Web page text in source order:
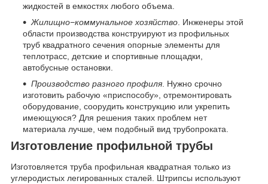
жидкостей в емкостях любого объема.
Жилищно−коммунальное хозяйство . Инженеры этой
области производства конструируют из профильных
труб квадратного сечения опорные элементы для
теплотрасс, детские и спортивные площадки,
автобусные остановки.
Производство разного профиля . Нужно срочно
изготовить рабочую «приспособу», отремонтировать
оборудование, соорудить конструкцию или укрепить
имеющуюся? Для решения таких проблем нет
материала лучше, чем подобный вид трубопроката.
Изготовление профильной трубы
Изготовляется труба профильная квадратная только из
углеродистых легированных сталей. Штрипсы используют